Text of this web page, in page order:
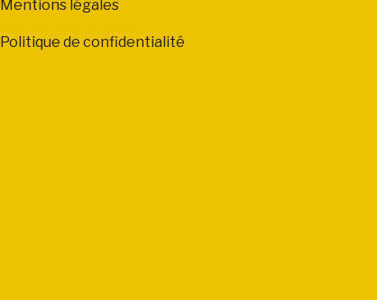
Mentions légales
Politique de confidentialité